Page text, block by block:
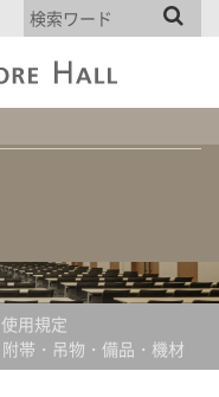
ブ
ホ
ー
ル
使用規定
附帯・吊物・備品・機材